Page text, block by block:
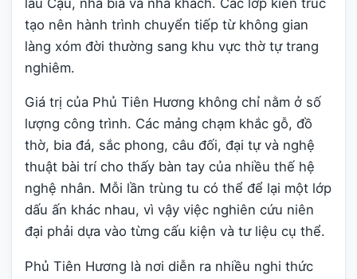
tạo nên hành trình chuyển tiếp từ không gian
làng xóm đời thường sang khu vực thờ tự trang
nghiêm.
Giá trị của Phủ Tiên Hương không chỉ nằm ở số
lượng công trình. Các mảng chạm khắc gỗ, đồ
thờ, bia đá, sắc phong, câu đối, đại tự và nghệ
thuật bài trí cho thấy bàn tay của nhiều thế hệ
nghệ nhân. Mỗi lần trùng tu có thể để lại một lớp
dấu ấn khác nhau, vì vậy việc nghiên cứu niên
đại phải dựa vào từng cấu kiện và tư liệu cụ thể.
Phủ Tiên Hương là nơi diễn ra nhiều nghi thức